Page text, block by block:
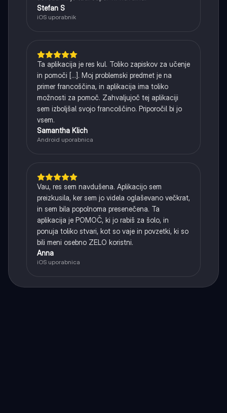
Stefan S
iOS uporabnik
Ta aplikacija je res kul. Toliko zapiskov za učenje
in pomoči [...]. Moj problemski predmet je na
primer francoščina, in aplikacija ima toliko
možnosti za pomoč. Zahvaljujoč tej aplikaciji
sem izboljšal svojo francoščino. Priporočil bi jo
vsem.
Samantha Klich
Android uporabnica
Vau, res sem navdušena. Aplikacijo sem
preizkusila, ker sem jo videla oglaševano večkrat,
in sem bila popolnoma presenečena. Ta
aplikacija je POMOČ, ki jo rabiš za šolo, in
ponuja toliko stvari, kot so vaje in povzetki, ki so
bili meni osebno ZELO koristni.
Anna
iOS uporabnica